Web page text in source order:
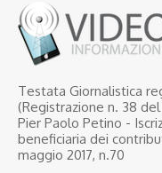
Testata Giornalistica
(Registrazione n. 38
Pier Paolo Petino -
beneficiaria dei
maggio 2017, n.70